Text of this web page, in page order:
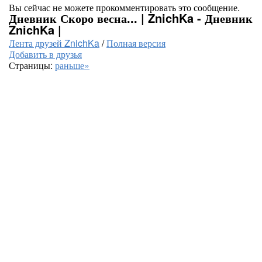
Вы сейчас не можете прокомментировать это сообщение.
Дневник Скоро весна... | ZnichKa - Дневник
ZnichKa |
Лента друзей ZnichKa/Полная версия
Добавить в друзья
Страницы: раньше»